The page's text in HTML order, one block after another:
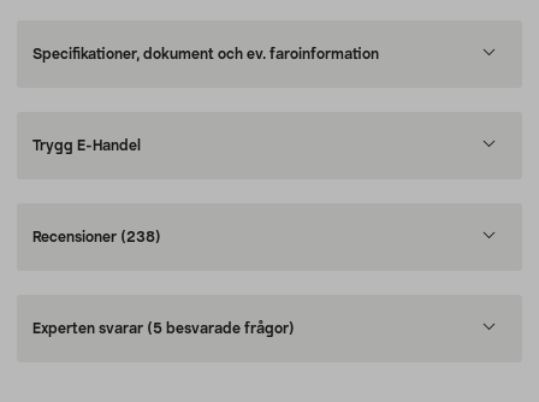
Specifikationer, dokument och ev. faroinformation
Trygg E-Handel
Recensioner (238)
Experten svarar (5 besvarade frågor)